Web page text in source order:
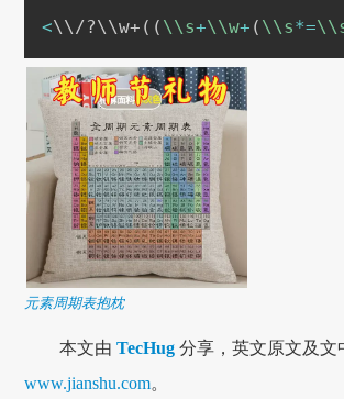
<\\ /?\\w+ (( \\s+\\w+ ( \\s*=
元素周期表抱枕
本文由TecHug 分享，英文原文及文
www.jianshu.com。